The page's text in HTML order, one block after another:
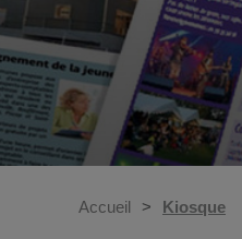
Accueil Kiosque